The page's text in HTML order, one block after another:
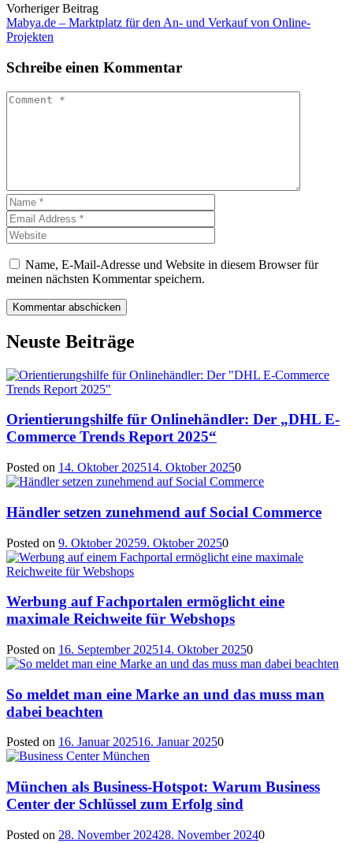
Vorheriger Beitrag
Mabya.de – Marktplatz für den An- und Verkauf von Online-
Projekten
Schreibe einen Kommentar
Name, E-Mail-Adresse und Website in diesem Browser für
meinen nächsten Kommentar speichern.
Neuste Beiträge
Orientierungshilfe für Onlinehändler: Der „DHL E-
Commerce Trends Report 2025“
Posted on 14. Oktober 202514. Oktober 20250
Händler setzen zunehmend auf Social Commerce
Posted on 9. Oktober 20259. Oktober 20250
Werbung auf Fachportalen ermöglicht eine
maximale Reichweite für Webshops
Posted on 16. September 202514. Oktober 20250
So meldet man eine Marke an und das muss man
dabei beachten
Posted on 16. Januar 202516. Januar 20250
München als Business-Hotspot: Warum Business
Center der Schlüssel zum Erfolg sind
Posted on 28. November 202428. November 20240